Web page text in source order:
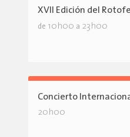
XVII Edición del
de 10h00 a 23h00
Concierto
20h00